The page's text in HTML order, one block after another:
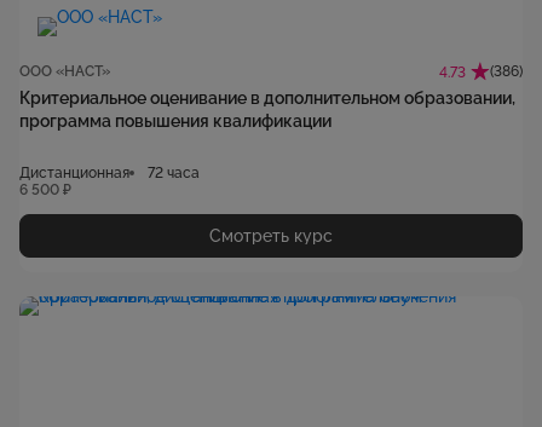
ООО «НАСТ» 4.73 (386)
Критериальное оценивание в дополнительном образовании,
программа повышения квалификации
Дистанционная
72 часа
6 500 ₽
Смотреть курс